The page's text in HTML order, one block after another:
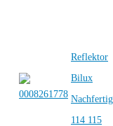
Reflektor
Bilux
114 115